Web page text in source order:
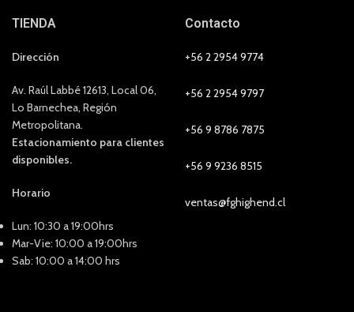
TIENDA
Dirección
Av. Raúl Labbé 12613, Local 06,
Lo Barnechea, Región
Metropolitana.
Estacionamiento para clientes
disponibles.
Horario
Lun: 10:30 a 19:00hrs
Mar-Vie: 10:00 a 19:00hrs
Sab: 10:00 a 14:00 hrs
Contacto
+56 2 2954 9774
+56 2 2954 9797
+56 9 8786 7875
+56 9 9236 8515
ventas@fghighend.cl